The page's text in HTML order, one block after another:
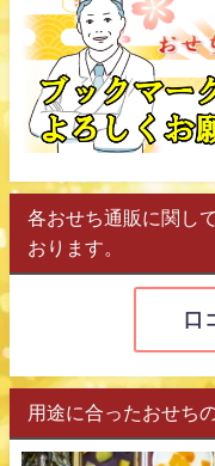
各おせち通販に関し
おります。
口
用途に合ったおせち